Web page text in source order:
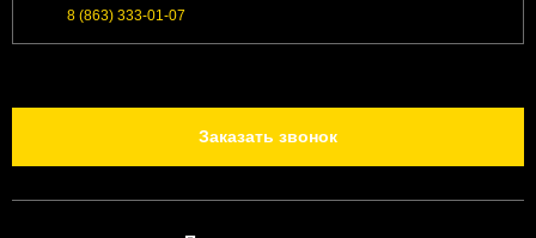
8 (863) 333-01-07
Заказать звонок